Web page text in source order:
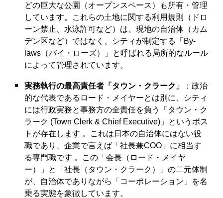
どの巨大な公園（オープンスペース）も所有・管理
しています。これらの土地に関する利用規則（ドロ
ーン禁止、水泳許可など）は、現地の自治体（カム
デン区など）ではなく、シティが制定する「By-
laws（バイ・ローズ）」と呼ばれる局所的なルール
によって管理されています。
実務執行の最高責任者「タウン・クラーク」
：政治
的な代表であるロード・メイヤーとは別に、シティ
には行政実務と事務方の全責任を負う「タウン・ク
ラーク (Town Clerk & Chief Executive)」というポス
トが存在します 。これは日本の自治体にはない役
職であり、企業で言えば「社長兼COO」に相当す
る専門職です 。この「会長（ロード・メイヤ
ー）」と「社長（タウン・クラーク）」の二元体制
が、自治体でありながら「コーポレーション」を名
乗る実態を象徴しています。